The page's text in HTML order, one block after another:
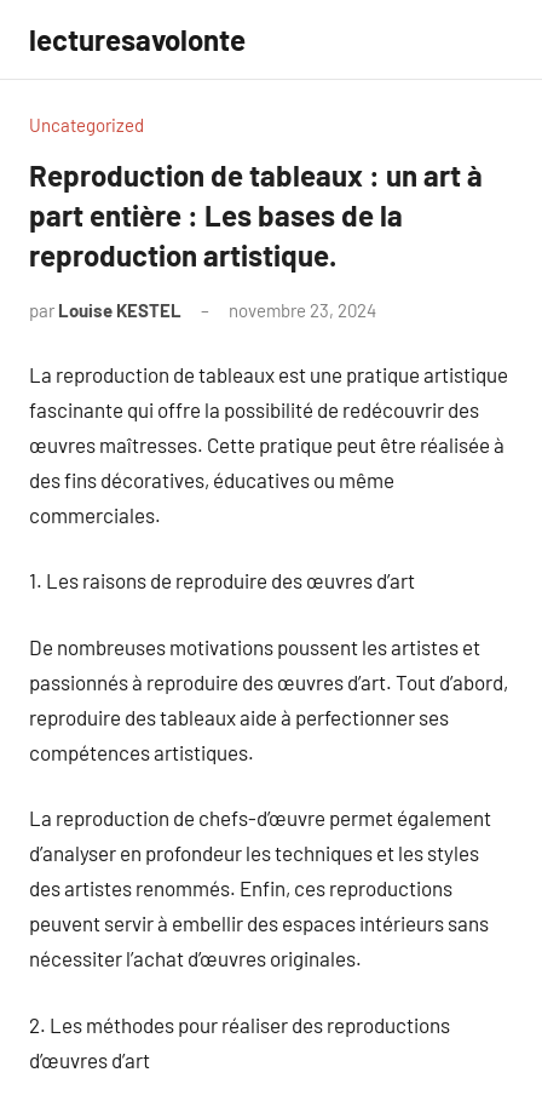
contenu
lecturesavolonte
Uncategorized
Reproduction de tableaux : un art à
part entière : Les bases de la
reproduction artistique.
par Louise KESTEL novembre 23, 2024
La reproduction de tableaux est une pratique artistique
fascinante qui offre la possibilité de redécouvrir des
œuvres maîtresses. Cette pratique peut être réalisée à
des fins décoratives, éducatives ou même
commerciales.
1. Les raisons de reproduire des œuvres d’art
De nombreuses motivations poussent les artistes et
passionnés à reproduire des œuvres d’art. Tout d’abord,
reproduire des tableaux aide à perfectionner ses
compétences artistiques.
La reproduction de chefs-d’œuvre permet également
d’analyser en profondeur les techniques et les styles
des artistes renommés. Enfin, ces reproductions
peuvent servir à embellir des espaces intérieurs sans
nécessiter l’achat d’œuvres originales.
2. Les méthodes pour réaliser des reproductions
d’œuvres d’art